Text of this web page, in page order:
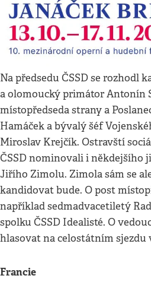
Na předsedu ČSSD se rozhodl
a olomoucký primátor Antonín
místopředseda strany a
Hamáček a bývalý šéf
Miroslav Krejčík. Ostravští
ČSSD nominovali i někdejšího
Jiřího Zimolu. Zimola sám se
kandidovat bude. O post
například sedmadvacetiletý
spolku ČSSD Idealisté. O
hlasovat na celostátním sjezdu
Francie